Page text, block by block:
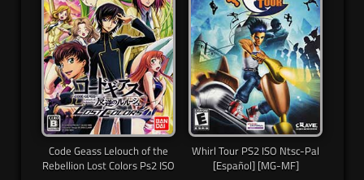
Code Geass Lelouch of the
Rebellion Lost Colors Ps2 ISO
Whirl Tour PS2 ISO Ntsc-Pal
[Español] [MG-MF]